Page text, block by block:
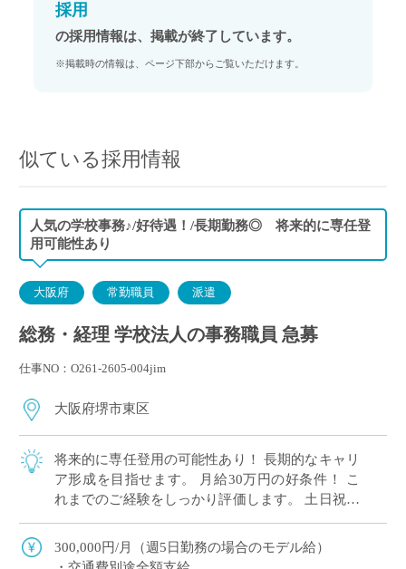
採用
の採用情報は、掲載が終了しています。
※掲載時の情報は、ページ下部からご覧いただけます。
似ている採用情報
人気の学校事務♪/好待遇！/長期勤務◎ 将来的に専任登
用可能性あり
大阪府 常勤職員 派遣
総務・経理 学校法人の事務職員 急募
仕事NO：O261-2605-004jim
大阪府堺市東区
将来的に専任登用の可能性あり！ 長期的なキャリ
ア形成を目指せます。 月給30万円の好条件！ こ
れまでのご経験をしっかり評価します。 土日祝休
◎ 学校法人本部でのお仕事！ 総務 […]
300,000円/月（週5日勤務の場合のモデル給）